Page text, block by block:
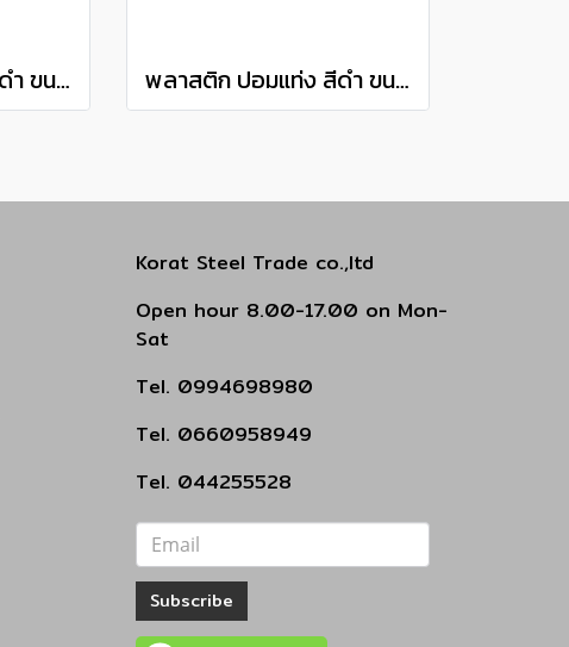
พลาสติก ปอมแท่ง สีดำ ขนาด 75 มิล Pom plastic round bar แบ่งขายความยาว 10 เซนติเมตร พลาสติก ปอมแท่ง สีดำ ขนาด 70 มิล Pom plastic round bar แบ่งขายความยาว 10 เซนติเมตร
Korat Steel Trade co.,ltd
Open hour 8.00-17.00 on Mon-
Sat
Tel. 0994698980
Tel. 0660958949
Tel. 044255528
Subscribe